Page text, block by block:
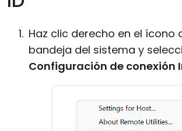
Haz clic derecho en el ícono
bandeja del sistema y
Configuración de conexión